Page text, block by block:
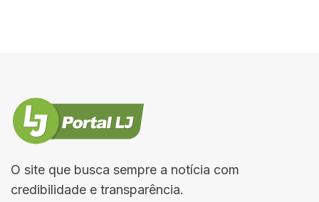
O site que busca sempre a notícia com
credibilidade e transparência.